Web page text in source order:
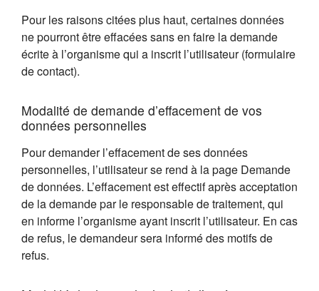
Pour les raisons citées plus haut, certaines données
ne pourront être effacées sans en faire la demande
écrite à l’organisme qui a inscrit l’utilisateur (formulaire
de contact).
Modalité de demande d’effacement de vos
données personnelles
Pour demander l’effacement de ses données
personnelles, l’utilisateur se rend à la page Demande
de données. L’effacement est effectif après acceptation
de la demande par le responsable de traitement, qui
en informe l’organisme ayant inscrit l’utilisateur. En cas
de refus, le demandeur sera informé des motifs de
refus.